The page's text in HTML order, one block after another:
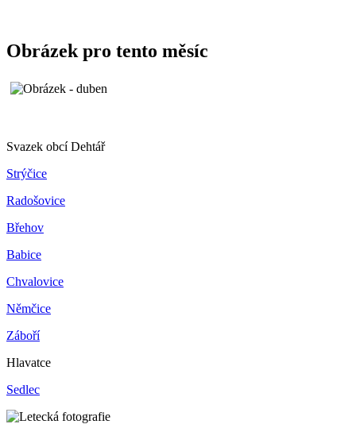
Obrázek pro tento měsíc
Svazek obcí Dehtář
Strýčice
Radošovice
Břehov
Babice
Chvalovice
Němčice
Záboří
Hlavatce
Sedlec